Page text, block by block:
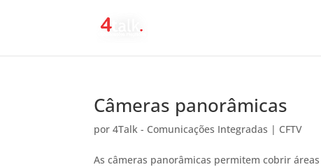
Câmeras panorâmicas
por4Talk - Comunicações Integradas | CFTV
As câmeras panorâmicas permitem cobrir